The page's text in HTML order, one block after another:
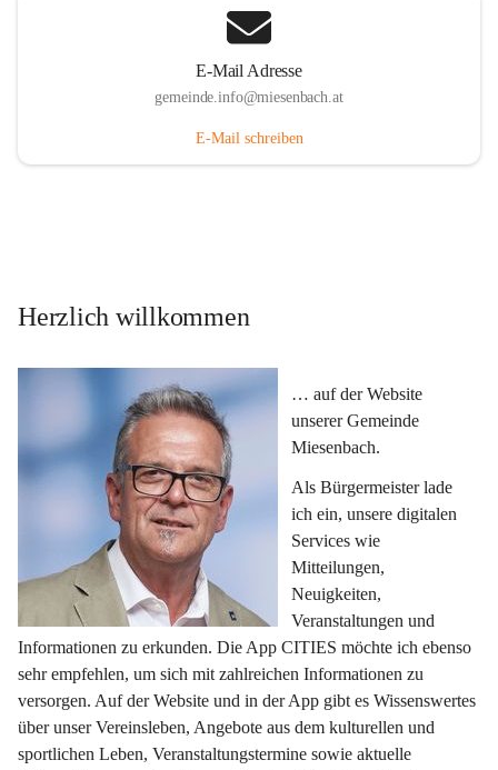
E-Mail Adresse
gemeinde.info@miesenbach.at
E-Mail schreiben
Herzlich willkommen
… auf der Website
unserer Gemeinde
Miesenbach.
Als Bürgermeister lade
ich ein, unsere digitalen
Services wie
Mitteilungen,
Neuigkeiten,
Veranstaltungen und
Informationen zu erkunden. Die App CITIES möchte ich ebenso
sehr empfehlen, um sich mit zahlreichen Informationen zu
versorgen. Auf der Website und in der App gibt es Wissenswertes
über unser Vereinsleben, Angebote aus dem kulturellen und
sportlichen Leben, Veranstaltungstermine sowie aktuelle